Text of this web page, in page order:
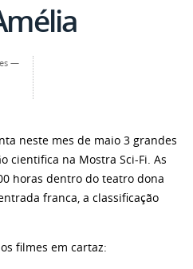
—
neste mes de maio 3 grandes
cientifica na Mostra Sci-Fi. As
horas dentro do teatro dona
franca, a classificação
filmes em cartaz: